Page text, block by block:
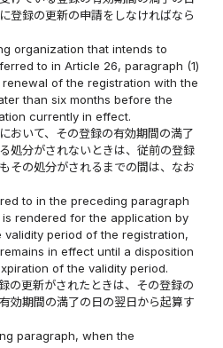
登録の更新の申請をしなければなら
organization that intends to
to in Article 26, paragraph (1)
of the registration with the
than six months before the
currently in effect.
おいて、その登録の有効期間の満了
処分がされないときは、従前の登録
その処分がされるまでの間は、なお
to in the preceding paragraph
rendered for the application by
period of the registration,
in effect until a disposition
of the validity period.
の更新がされたときは、その登録の
効期間の満了の日の翌日から起算す
paragraph, when the